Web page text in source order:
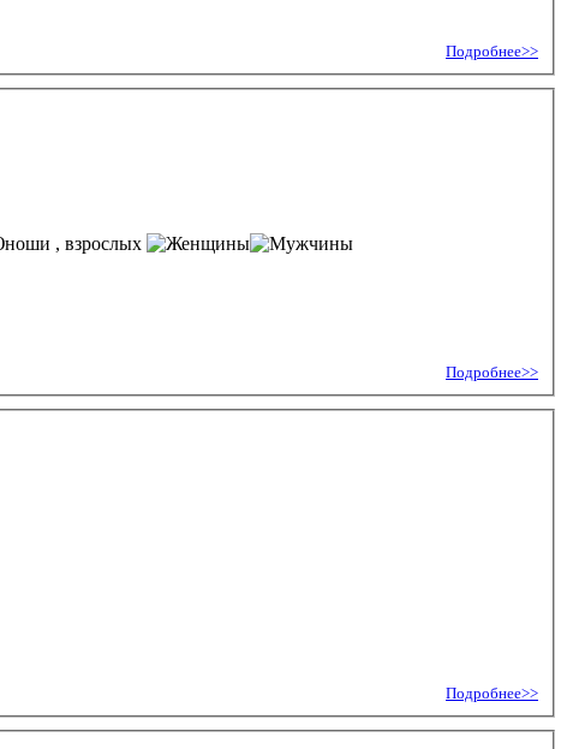
Подробнее>>
, взрослых
Подробнее>>
Подробнее>>